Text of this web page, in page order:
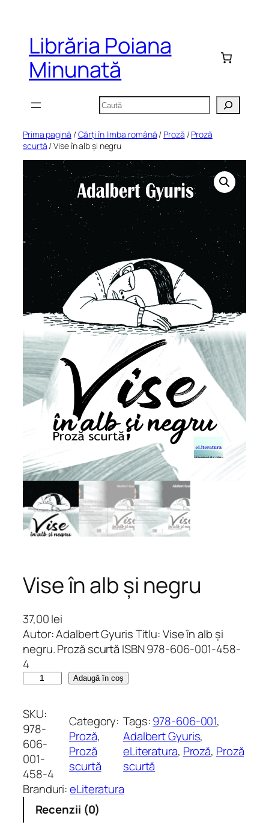
conținutLibrăria Poiana
Minunată
Caută
Prima pagină /Cărți în limba română / Proză /Proză
scurtă / Vise în alb și negru
Vise în alb și negru
37,00lei
Autor: Adalbert Gyuris Titlu: Vise în alb și
negru. Proză scurtă ISBN 978-606-001-458-
4
n
t
i
t
a
t
e
Adaugă în coș
SKU:
978-
606-
001-
458-4
Category:
Proză
Proză
scurtă
Tags:978-606-001
Adalbert Gyuris
eLiteratura, Proză, Proză
scurtă
Branduri:eLiteratura
Recenzii (0)